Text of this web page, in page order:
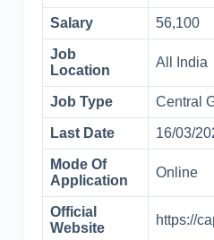
Salary 56,100
Job
Location
All India
Job Type Central
Last Date 16/03/
Mode Of
Application
Online
Official
Website
https://